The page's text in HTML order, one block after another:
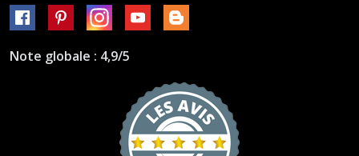
Note globale : 4,9/5